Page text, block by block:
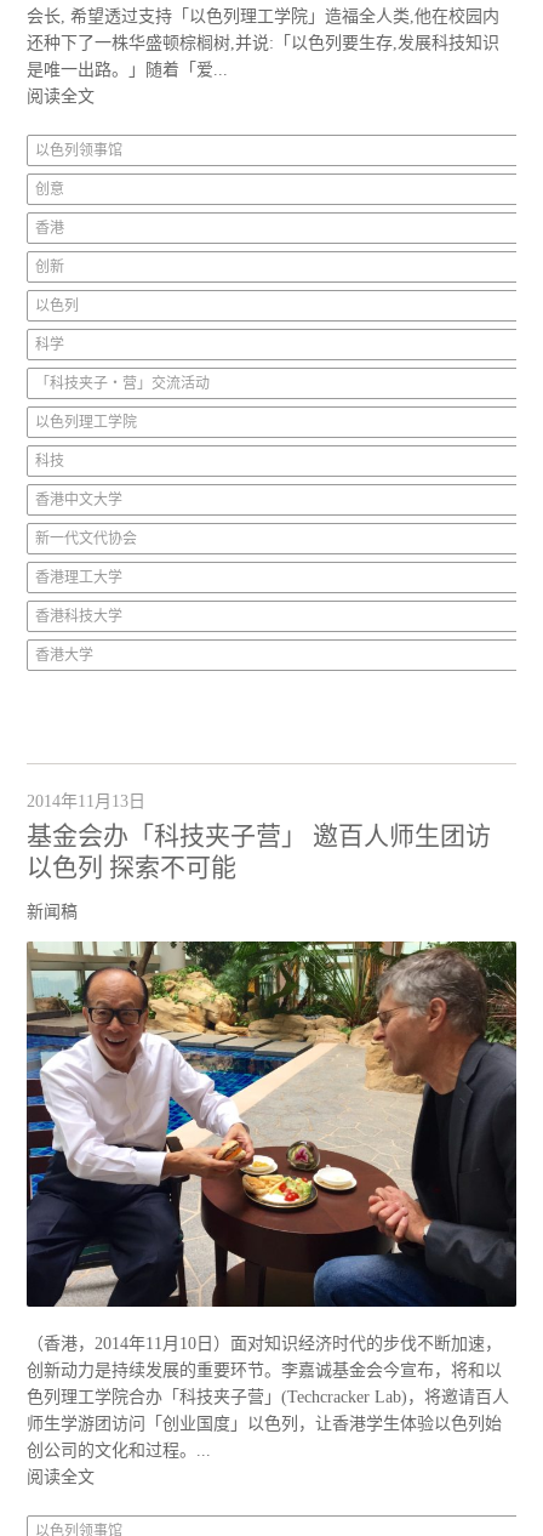
会长, 希望透过支持「以色列理工学院」造福全人类,他在校园内
还种下了一株华盛顿棕榈树,并说:「以色列要生存,发展科技知识
是唯一出路。」随着「爱...
阅读全文
以色列领事馆
创意
香港
创新
以色列
科学
「科技夹子‧营」交流活动
以色列理工学院
科技
香港中文大学
新一代文代协会
香港理工大学
香港科技大学
香港大学
2014年11月13日
基金会办「科技夹子营」 邀百人师生团访
以色列 探索不可能
新闻稿
（香港，2014年11月10日）面对知识经济时代的步伐不断加速，
创新动力是持续发展的重要环节。李嘉诚基金会今宣布，将和以
色列理工学院合办「科技夹子营」(Techcracker Lab)，将邀请百人
师生学游团访问「创业国度」以色列，让香港学生体验以色列始
创公司的文化和过程。...
阅读全文
以色列领事馆